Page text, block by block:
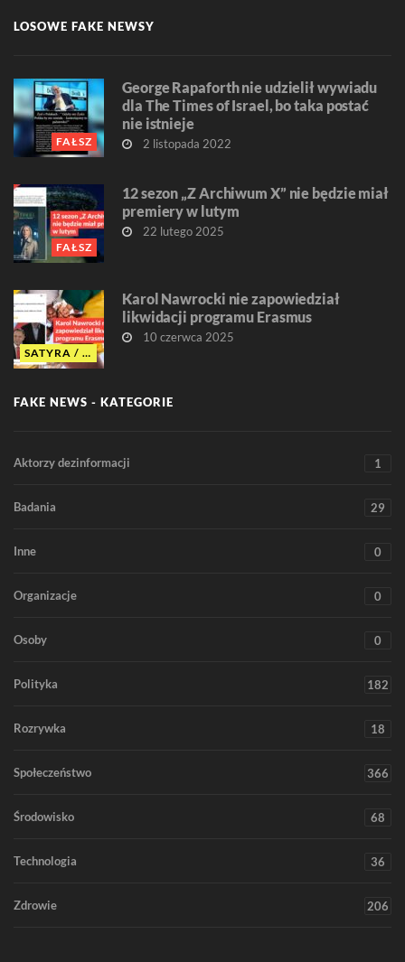
LOSOWE FAKE NEWSY
FAŁSZ
George Rapaforth nie udzielił wywiadu
dla The Times of Israel, bo taka postać
nie istnieje
2 listopada 2022
FAŁSZ
12 sezon „Z Archiwum X” nie będzie miał
premiery w lutym
22 lutego 2025
SATYRA / ŻART
Karol Nawrocki nie zapowiedział
likwidacji programu Erasmus
10 czerwca 2025
FAKE NEWS - KATEGORIE
Aktorzy dezinformacji 1
Badania 29
Inne 0
Organizacje 0
Osoby 0
Polityka 182
Rozrywka 18
Społeczeństwo 366
Środowisko 68
Technologia 36
Zdrowie 206